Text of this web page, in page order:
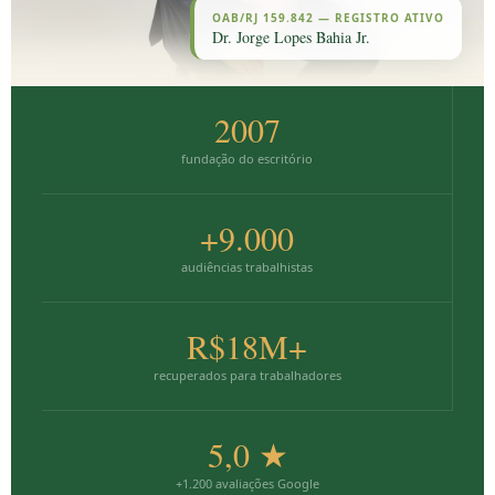
OAB/RJ 159.842 — REGISTRO ATIVO
Dr. Jorge Lopes Bahia Jr.
2007
fundação do escritório
+9.000
audiências trabalhistas
R$18M+
recuperados para trabalhadores
5,0 ★
+1.200 avaliações Google